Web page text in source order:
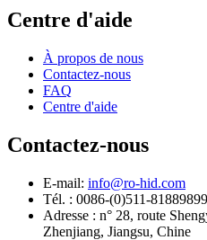
Centre d'aide
À propos de nous
Contactez-nous
FAQ
Centre d'aide
Contactez-nous
E-mail: info@ro-hid.com
Tél. : 0086-(0)511-81889899
Adresse : n° 28, route
Zhenjiang, Jiangsu, Chine